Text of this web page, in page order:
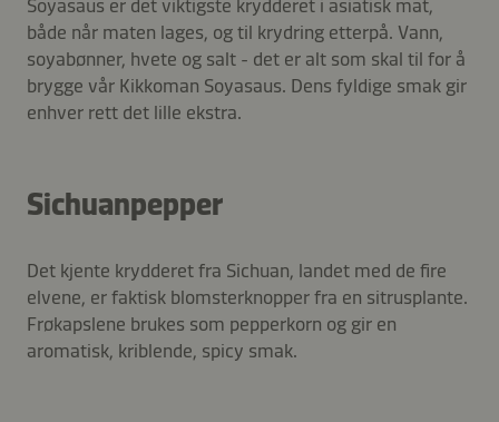
Soyasaus er det viktigste krydderet i asiatisk mat,
både når maten lages, og til krydring etterpå. Vann,
soyabønner, hvete og salt - det er alt som skal til for å
brygge vår Kikkoman Soyasaus. Dens fyldige smak gir
enhver rett det lille ekstra.
Sichuanpepper
Det kjente krydderet fra Sichuan, landet med de fire
elvene, er faktisk blomsterknopper fra en sitrusplante.
Frøkapslene brukes som pepperkorn og gir en
aromatisk, kriblende, spicy smak.